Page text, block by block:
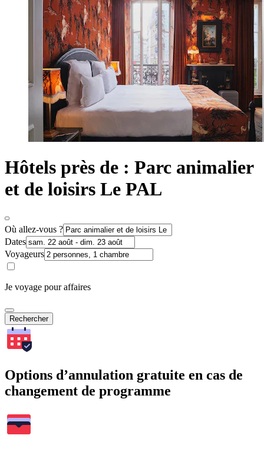
Hôtels près de : Parc animalier
et de loisirs Le PAL
Où allez-vous ?
Dates
Voyageurs
Je voyage pour affaires
Rechercher
Options d’annulation gratuite en cas de
changement de programme